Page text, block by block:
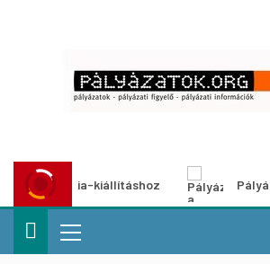
kiállításhoz Pályázat a